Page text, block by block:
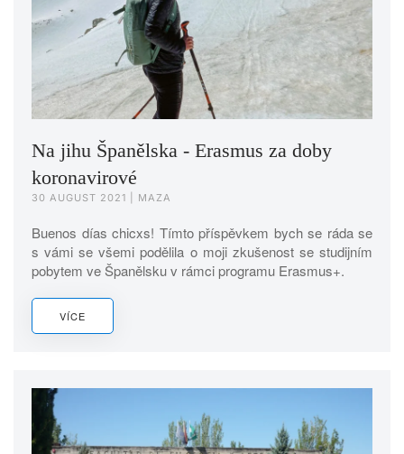
Na jihu Španělska - Erasmus za doby
koronavirové
30 AUGUST 2021 | MAZA
Buenos días chicxs! Tímto příspěvkem bych se ráda se
s vámi se všemi podělila o moji zkušenost se studijním
pobytem ve Španělsku v rámci programu Erasmus+.
VÍCE